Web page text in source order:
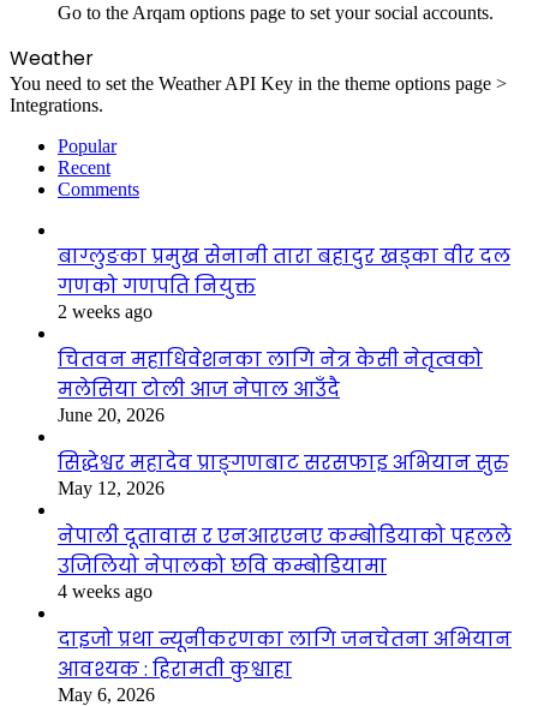
Go to the Arqam options page to set your social accounts.
Weather
You need to set the Weather API Key in the theme options page >
Integrations.
Popular
Recent
Comments
बाग्लुङका प्रमुख सेनानी तारा बहादुर खड्का वीर दल
गणको गणपति नियुक्त
2 weeks ago
चितवन महाधिवेशनका लागि नेत्र केसी नेतृत्वको
मलेसिया टोली आज नेपाल आउँदै
June 20, 2026
सिद्धेश्वर महादेव प्राङ्गणबाट सरसफाइ अभियान सुरु
May 12, 2026
नेपाली दूतावास र एनआरएनए कम्बोडियाको पहलले
उजिलियो नेपालको छवि कम्बोडियामा
4 weeks ago
दाइजो प्रथा न्यूनीकरणका लागि जनचेतना अभियान
आवश्यक : हिरामती कुश्वाहा
May 6, 2026